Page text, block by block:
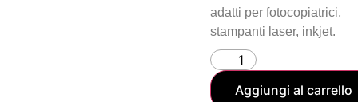
adatti per fotocopiatrici,
stampanti laser, inkjet.
Aggiungi al carrello